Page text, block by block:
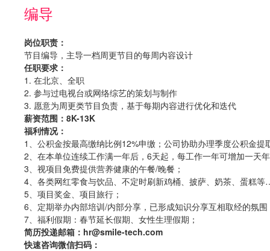
编导
岗位职责：
节目编导，主导一档周更节目的每周内容设计
任职要求：
1. 在北京、全职
2. 参与过电视台或网络综艺的策划与制作
3. 愿意为周更类节目负责，基于每期内容进行优化和迭代
薪资范围：8K-13K
福利情况：
1、公积金按最高缴纳比例12%申缴；公司协助办理季度公积金提
2、在本单位连续工作满一年后，6天起，每工作一年可增加一天
3、视项目免费提供营养健康的午餐/晚餐；
4、各类网红零食与饮品、不定时刷新鸡桶、披萨、奶茶、蛋糕
5、项目奖金、项目旅行；
6、定期举办内部培训/内部分享，已形成知识分享互相取经的氛围
7、福利假期：春节延长假期、女性生理假期；
简历投递邮箱：hr@smile-tech.com
快速咨询微信扫码：